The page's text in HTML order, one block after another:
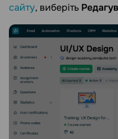
сайту, виберіть